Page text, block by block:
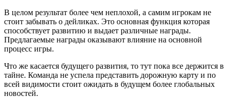
В целом результат более чем неплохой, а самим игрокам не
стоит забывать о дейликах. Это основная функция которая
способствует развитию и выдает различные награды.
Предлагаемые награды оказывают влияние на основной
процесс игры.
Что же касается будущего развития, то тут пока все держится в
тайне. Команда не успела представить дорожную карту и по
всей видимости стоит ожидать в будущем более глобальных
новостей.